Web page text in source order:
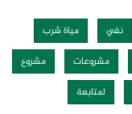
نفي
مياة شرب
مشروعات
مشروع
لمتابعة